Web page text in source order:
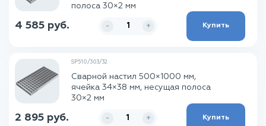
полоса 30×2 мм
4 585 руб. - + Купить
SP510/303/32
Сварной настил 500×1000 мм,
ячейка 34×38 мм, несущая полоса
30×2 мм
2 895 руб. - + Купить